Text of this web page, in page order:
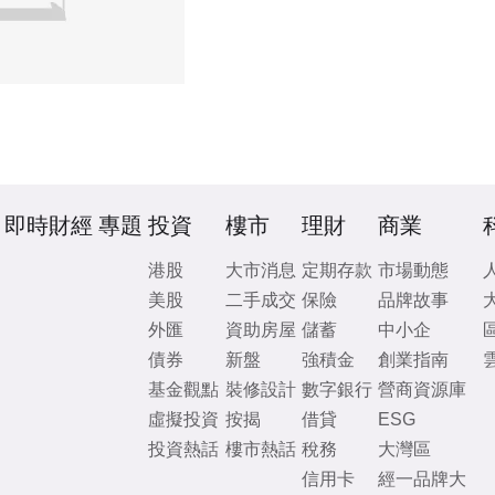
即時財經 專題 投資
港股
美股
外匯
債券
基金觀點
虛擬投資
投資熱話
樓市
大市消息
二手成交
資助房屋
新盤
裝修設計
按揭
樓市熱話
理財
定期存款
保險
儲蓄
強積金
數字銀行
借貸
稅務
信用卡
商業
市場動態
品牌故事
中小企
創業指南
營商資源庫
ESG
大灣區
經一品牌大